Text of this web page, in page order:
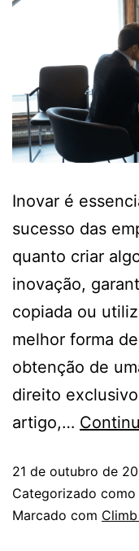
Inovar é
sucesso das
quanto criar
inovação,
copiada ou
melhor forma
obtenção de
direito
artigo,…
21 de outubro de
Categorizado como
Marcado com